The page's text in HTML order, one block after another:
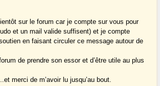
sur le forum car je compte sur vous pour
et un mail valide suffisent) et je compte
en faisant circuler ce message autour de
de prendre son essor et d’être utile au plus
merci de m’avoir lu jusqu’au bout.